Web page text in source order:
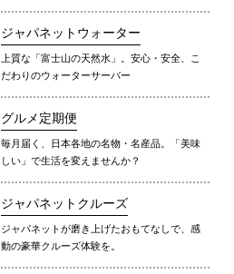
ジャパネットウォーター
上質な「富士山の天然水」。安心・安全、こ
だわりのウォーターサーバー
グルメ定期便
毎月届く、日本各地の名物・名産品。「美味
しい」で生活を変えませんか？
ジャパネットクルーズ
ジャパネットが磨き上げたおもてなしで、感
動の豪華クルーズ体験を。